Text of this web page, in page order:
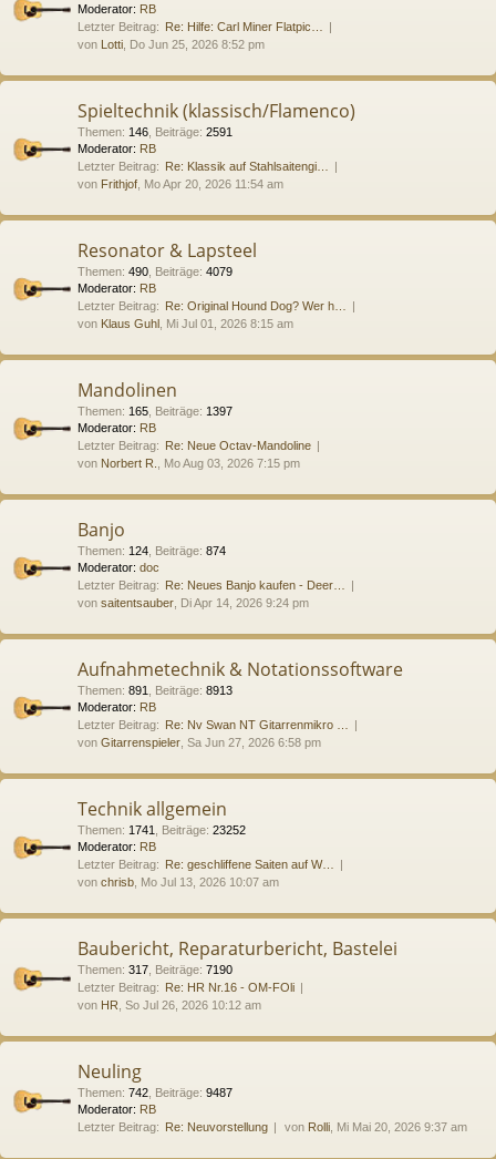
Moderator: RB
Letzter Beitrag: Re: Hilfe: Carl Miner Flatpic…
von Lotti , Do Jun 25, 2026 8:52 pm
Spieltechnik (klassisch/Flamenco)
Themen: 146 Beiträge: 2591
Moderator: RB
Letzter Beitrag: Re: Klassik auf Stahlsaitengi…
von Frithjof , Mo Apr 20, 2026 11:54 am
Resonator & Lapsteel
Themen: 490 Beiträge: 4079
Moderator: RB
Letzter Beitrag: Re: Original Hound Dog? Wer h…
von Klaus Guhl , Mi Jul 01, 2026 8:15 am
Mandolinen
Themen: 165 Beiträge: 1397
Moderator: RB
Letzter Beitrag: Re: Neue Octav-Mandoline
von Norbert R. , Mo Aug 03, 2026 7:15 pm
Banjo
Themen: 124 Beiträge: 874
Moderator: doc
Letzter Beitrag: Re: Neues Banjo kaufen - Deer…
von saitentsauber , Di Apr 14, 2026 9:24 pm
Aufnahmetechnik & Notationssoftware
Themen: 891 Beiträge: 8913
Moderator: RB
Letzter Beitrag: Re: Nv Swan NT Gitarrenmikro …
von Gitarrenspieler , Sa Jun 27, 2026 6:58 pm
Technik allgemein
Themen: 1741 Beiträge: 23252
Moderator: RB
Letzter Beitrag: Re: geschliffene Saiten auf W…
von chrisb , Mo Jul 13, 2026 10:07 am
Baubericht, Reparaturbericht, Bastelei
Themen: 317 Beiträge: 7190
Letzter Beitrag: Re: HR Nr.16 - OM-FOli
von HR , So Jul 26, 2026 10:12 am
Neuling
Themen: 742 Beiträge: 9487
Moderator: RB
Letzter Beitrag: Re: Neuvorstellung von Rolli , Mi Mai 20, 2026 9:37 am